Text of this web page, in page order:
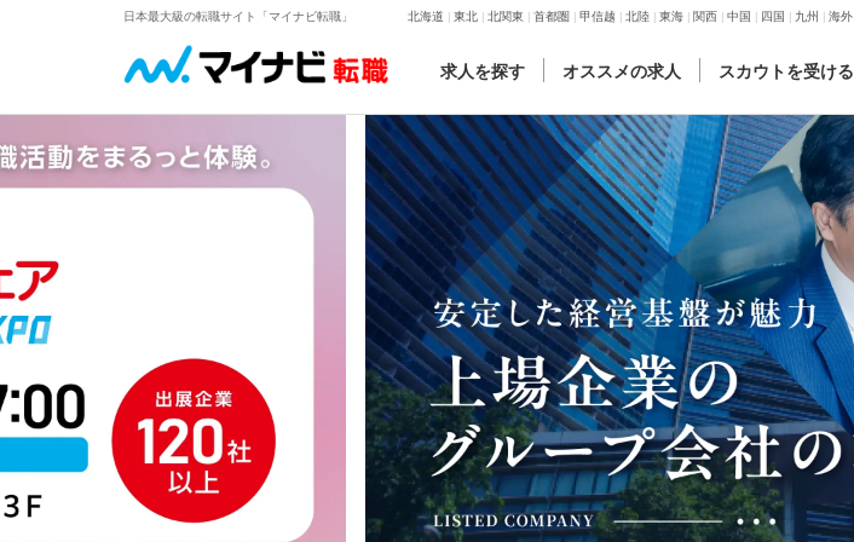
日本最大級の転職サイト「マイナビ転職」 北海道 東北 北関東 首都圏 甲信越 北陸 東海 関西 中国 四国 九州 海外
求人を探す オススメの求人 スカウトを受ける